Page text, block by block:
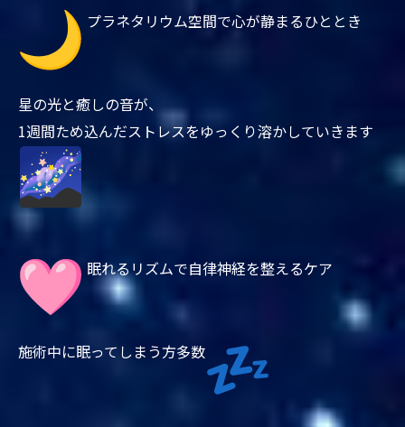
プラネタリウム空間で心が静まるひととき
星の光と癒しの音が、
1週間ため込んだストレスをゆっくり溶かしていきます
眠れるリズムで自律神経を整えるケア
施術中に眠ってしまう方多数